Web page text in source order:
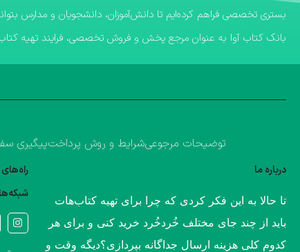
بستری تخصصی فراهم کرده‌ایم تا دانش‌آموزان، دانشجویان و مدارس
​بانک کتاب آوا به عنوان مرجع پخش و فروش تخصصی، فرایند تهیه
توضیحات مرجوعیشرایط و روش پرداختپیگیری
درباره ما
​تا حالا به این فکر کردی که چرا برای تهیه کتاب‌هات
باید از چند جای مختلف خُردخُرد خرید کنی و برای هر
کدوم کلی هزینه ارسال جداگانه بپردازی؟​دیگه وقت و